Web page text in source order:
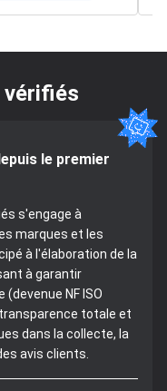
vérifiés
le premier
s'engage à
marques et les
à l'élaboration de la
à garantir
NF ISO
totale et
dans la collecte, la
avis clients.